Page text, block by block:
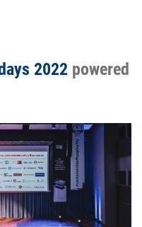
2022 powered